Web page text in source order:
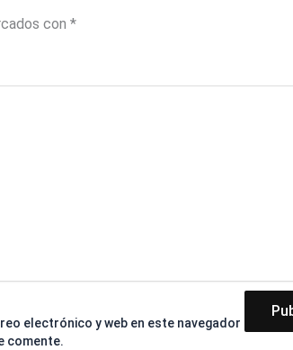
con *
electrónico y web en este navegador
comente.